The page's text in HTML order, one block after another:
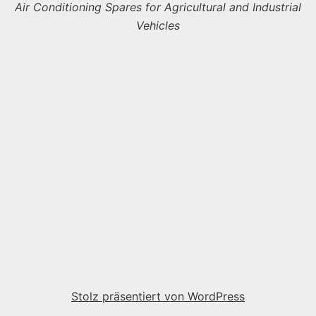
Air Conditioning Spares for Agricultural and Industrial
Vehicles
Stolz präsentiert von WordPress